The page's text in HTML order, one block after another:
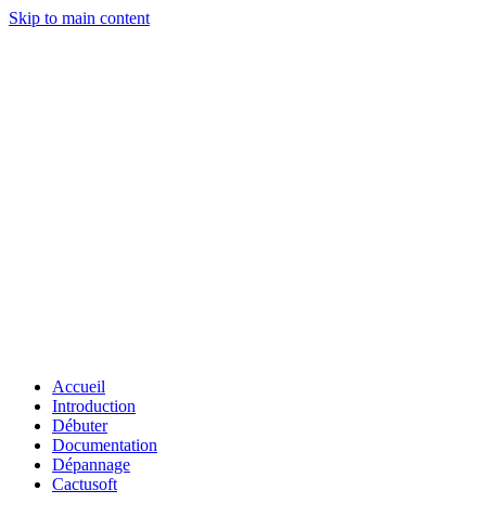
Skip to main content
Accueil
Introduction
Débuter
Documentation
Dépannage
Cactusoft